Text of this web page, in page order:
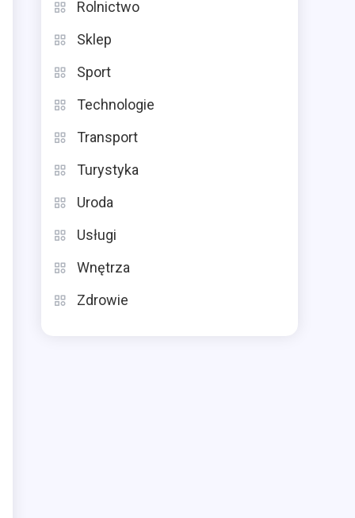
Rolnictwo
Sklep
Sport
Technologie
Transport
Turystyka
Uroda
Usługi
Wnętrza
Zdrowie